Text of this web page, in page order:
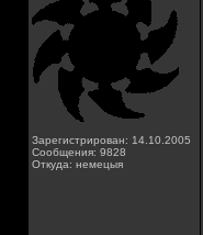
Зарегистрирован: 14.10.2005
Сообщения: 9828
Откуда: немецыя